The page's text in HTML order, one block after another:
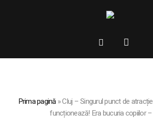
Prima pagină»Cluj – Singurul punct de
funcționează! Era bucuria copiilor –